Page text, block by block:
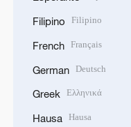
Filipino Filipino
French Français
German Deutsch
Greek Ελληνικά
Hausa Hausa